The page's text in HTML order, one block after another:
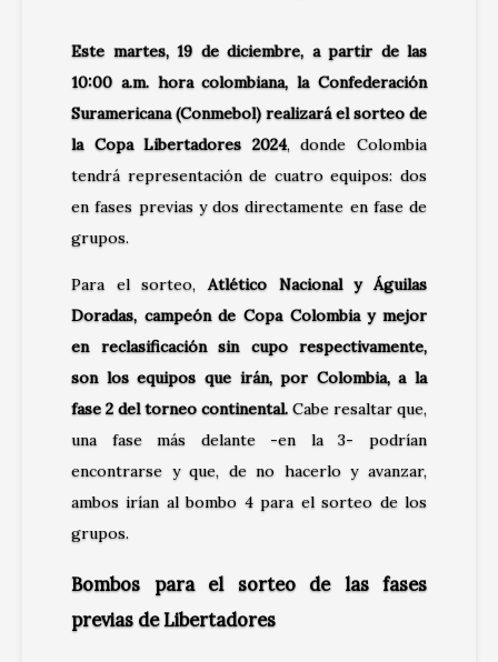
Este martes, 19 de diciembre, a partir de las
10:00 a.m. hora colombiana, la Confederación
Suramericana (Conmebol) realizará el sorteo de
la Copa Libertadores 2024, donde Colombia
tendrá representación de cuatro equipos: dos
en fases previas y dos directamente en fase de
grupos.
Para el sorteo,Atlético Nacional y Águilas
Doradas, campeón de Copa Colombia y mejor
en reclasificación sin cupo respectivamente,
son los equipos que irán, por Colombia, a la
fase 2 del torneo continental. Cabe resaltar que,
una fase más delante -en la 3- podrían
encontrarse y que, de no hacerlo y avanzar,
ambos irían al bombo 4 para el sorteo de los
grupos.
Bombos para el sorteo de las fases
previas de Libertadores